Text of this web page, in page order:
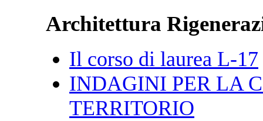
Architettura
Il corso di laurea L-17
INDAGINI PER LA
TERRITORIO